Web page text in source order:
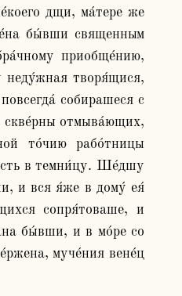
бы́вши священным
приобще́нию,
творя́щися,
собирашеся с
отмыва́ющих,
то́чию рабо́тницы
в темни́цу. Ше́дшу
и вся я́же в дому́ ея́
сопря́товаше, и
бы́вши, и в мо́ре со
муче́ния вене́ц